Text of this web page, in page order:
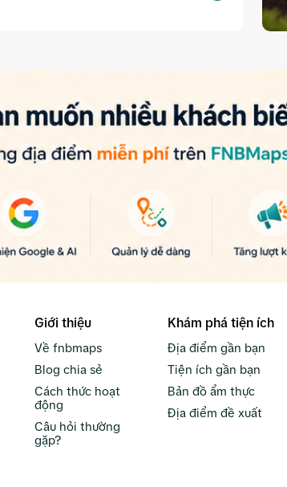
Giới thiệu
Về fnbmaps
Blog chia sẻ
Cách thức hoạt
động
Câu hỏi thường
gặp?
Khám phá tiện ích
Địa điểm gần bạn
Tiện ích gần bạn
Bản đồ ẩm thực
Địa điểm đề xuất